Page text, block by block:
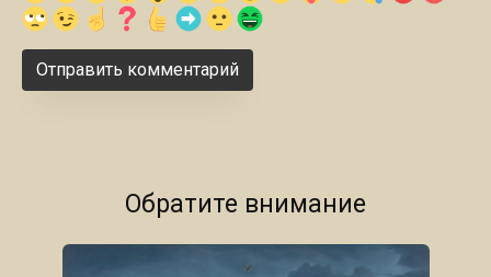
Обратите внимание